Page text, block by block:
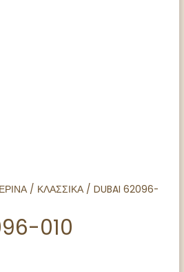
/ ΚΛΑΣΣΙΚΑ/ DUBAI 62096-
010